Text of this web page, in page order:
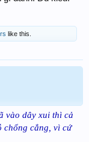
like this.
vào dây xui thì cả
chổng cẳng, vì cứ